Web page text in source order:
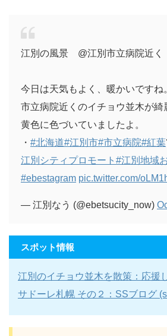
江別の風景 @江別市立病院近く
今日は天気もよく、暖かいですね
市立病院近くのイチョウ並木が綺
黄色に色づいていましたよ。
・ #北海道#江別市#市立病院#紅葉
江別シティプロモート #江別地域
#ebestagram pic.twitter.com/
— 江別なう (@ebetsucity_now)
スポット情報
江別のイチョウ並木を散策：応援
サドーレ札幌 その２：SSブログ